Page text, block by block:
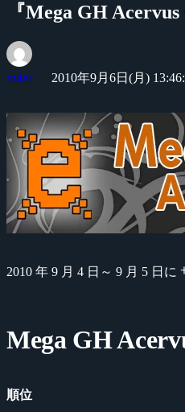
『Mega GH
m4er 2010年9月6日(月)
2010 年 9 月 4 日～ 9 月 5 日
Mega GH
順位